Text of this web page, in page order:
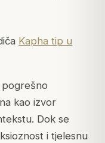
Kapha tip u
pogrešno
kao izvor
Dok se
i tjelesnu